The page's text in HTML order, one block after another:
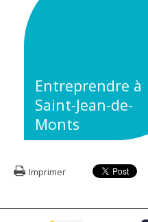
Entreprendre à
Saint-Jean-de-
Monts
Imprimer